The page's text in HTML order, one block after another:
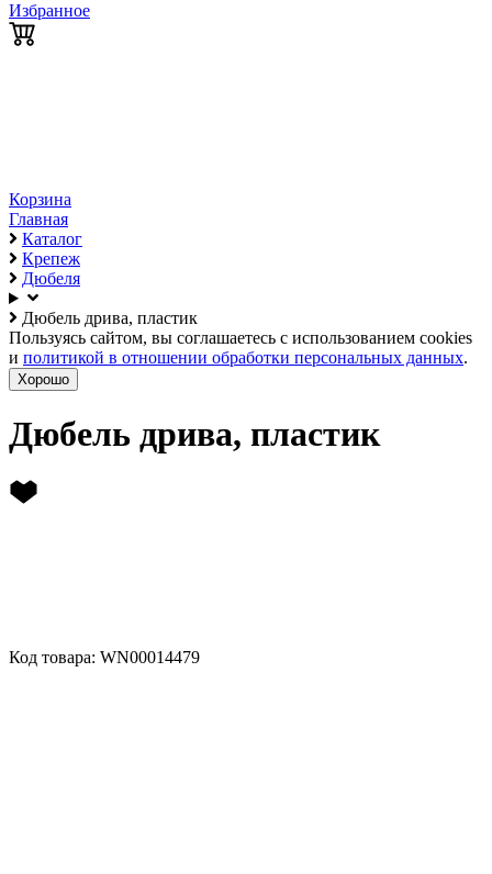
Избранное
Корзина
Главная
Каталог
Крепеж
Дюбеля
Дюбель дрива, пластик
Пользуясь сайтом, вы соглашаетесь с использованием cookies
и политикой в отношении обработки персональных данных.
Хорошо
Дюбель дрива, пластик
Код товара: WN00014479